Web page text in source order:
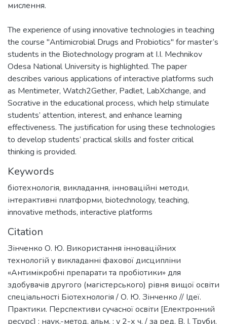
The experience of using innovative technologies in teaching
the course "Antimicrobial Drugs and Probiotics" for master’s
students in the Biotechnology program at I.I. Mechnikov
Odesa National University is highlighted. The paper
describes various applications of interactive platforms such
as Mentimeter, Watch2Gether, Padlet, LabXchange, and
Socrative in the educational process, which help stimulate
students’ attention, interest, and enhance learning
effectiveness. The justification for using these technologies
to develop students’ practical skills and foster critical
thinking is provided.
Keywords
біотехнологія, викладання, інноваційні методи,
інтерактивні платформи, biotechnology, teaching,
innovative methods, interactive platforms
Citation
Зінченко О. Ю. Використання інноваційних
технологій у викладанні фахової дисципліни
«Антимікробні препарати та пробіотики» для
здобувачів другого (магістерського) рівня вищої освіти
спеціальності Біотехнологія / О. Ю. Зінченко // Ідеї.
Практики. Перспективи сучасної освіти [Електронний
ресурс] : наук.-метод. альм. : у 2-х ч. / за ред. В. І. Труби,